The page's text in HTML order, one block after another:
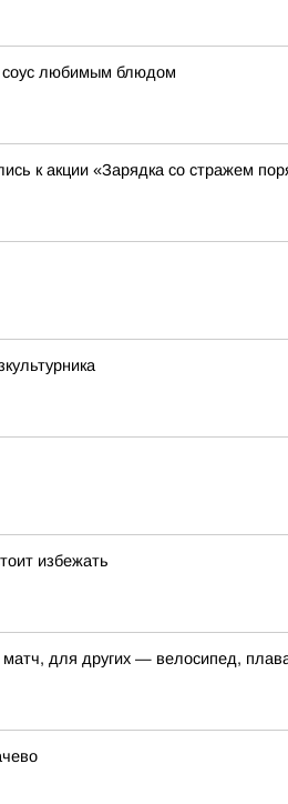
соус любимым блюдом
к акции «Зарядка со стражем
избежать
для других — велосипед,